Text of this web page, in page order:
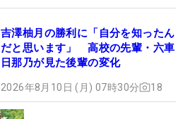
吉澤柚月の勝利に「自分を知ったん
だと思います」 高校の先輩・六車
日那乃が見た後輩の変化
2026年8月10日 (月) 07時30分 18